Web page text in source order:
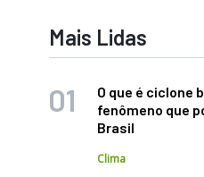
Mais Lidas
O que é ciclone
fenômeno que
Brasil
Clima